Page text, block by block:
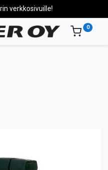
verkkosivuille!
0